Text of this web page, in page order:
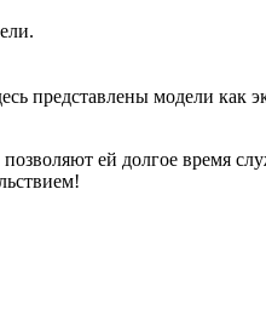
представлены модели как
ей долгое время